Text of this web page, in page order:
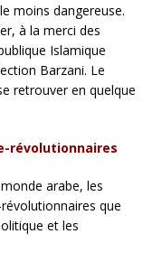
moins dangereuse.
à la merci des
Islamique
Barzani. Le
retrouver en quelque
révolutionnaires
arabe, les
que
et les